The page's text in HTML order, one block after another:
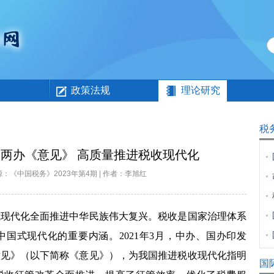
政策法规 理论研究
办《意见》 高质量推进税收现代化
《中国税务》2023年第4期 | 作者：李旭红
化全面推进中华民族伟大复兴。税收是国家治理体系
式现代化的重要内涵。2021年3月，中办、国办印发
》（以下简称《意见》），为我国推进税收现代化指明
税
国